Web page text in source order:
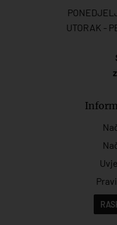
UTORAK -